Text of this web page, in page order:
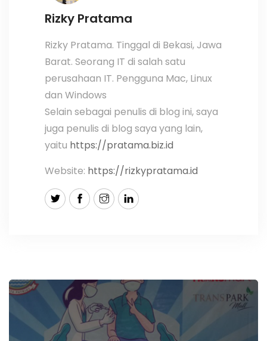
Rizky Pratama
Rizky Pratama. Tinggal di Bekasi, Jawa
Barat. Seorang IT di salah satu
perusahaan IT. Pengguna Mac, Linux
dan Windows
Selain sebagai penulis di blog ini, saya
juga penulis di blog saya yang lain,
yaitu https://pratama.biz.id
Website: https://rizkypratama.id